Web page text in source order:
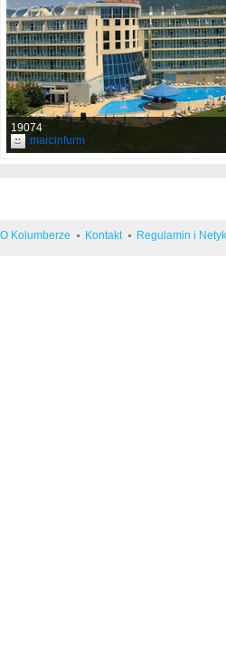
19074
marcinfurm
O Kolumberze Kontakt Regulamin i